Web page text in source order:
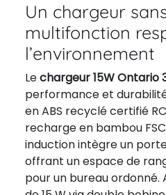
Un chargeur
multifonction
l’environnement
Lechargeur 15W Ontario
performance et
en ABS recyclé certifié
recharge en bambou
induction intègre un
offrant un espace de
pour un bureau ordonné.